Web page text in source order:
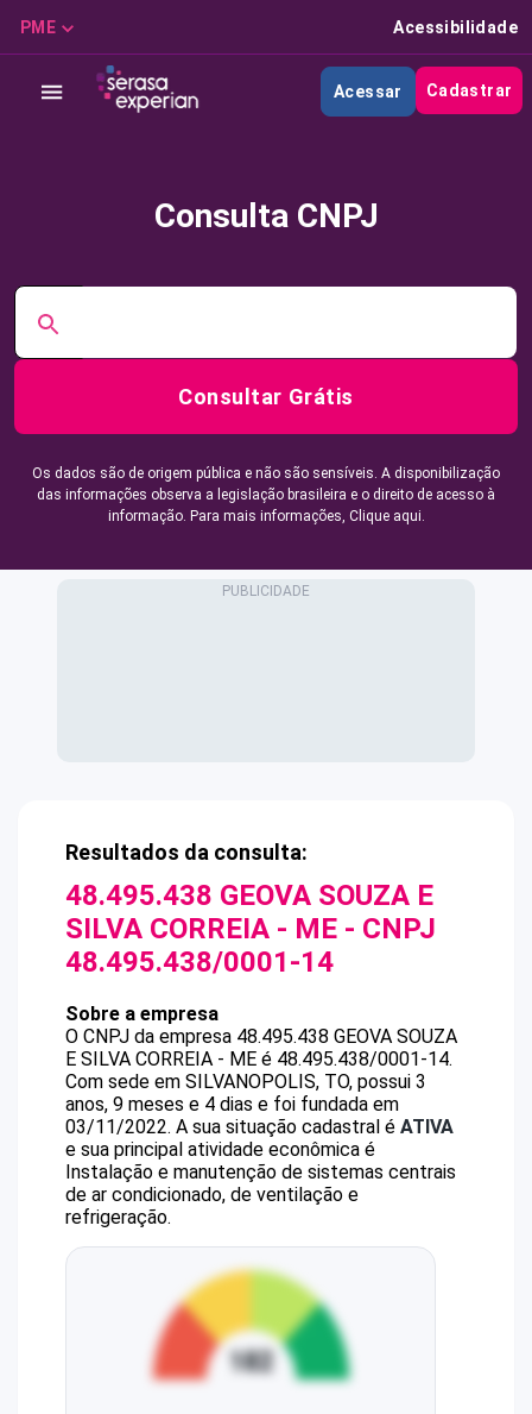
PME Acessibilidade
Acessar Cadastrar
Consulta CNPJ
Consultar Grátis
Os dados são de origem pública e não são sensíveis. A disponibilização
das informações observa a legislação brasileira e o direito de acesso à
informação. Para mais informações, Clique aqui.
Resultados da consulta:
48.495.438 GEOVA SOUZA E
SILVA CORREIA - ME - CNPJ
48.495.438/0001-14
Sobre a empresa
O CNPJ da empresa 48.495.438 GEOVA SOUZA
E SILVA CORREIA - ME é 48.495.438/0001-14.
Com sede em SILVANOPOLIS, TO, possui 3
anos, 9 meses e 4 dias e foi fundada em
03/11/2022. A sua situação cadastral é ATIVA
e sua principal atividade econômica é
Instalação e manutenção de sistemas centrais
de ar condicionado, de ventilação e
refrigeração.